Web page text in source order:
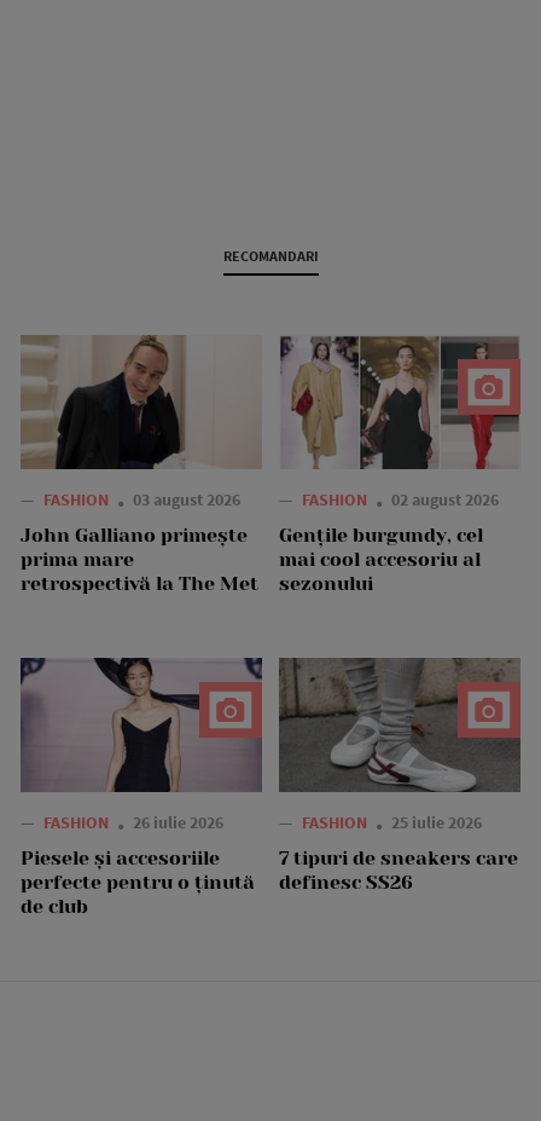
RECOMANDARI
— FASHION 03 august 2026
John Galliano primește
prima mare
retrospectivă la The Met
— FASHION 02 august 2026
Gențile burgundy, cel
mai cool accesoriu al
sezonului
— FASHION 26 iulie 2026
Piesele și accesoriile
perfecte pentru o ținută
de club
— FASHION 25 iulie 2026
7 tipuri de sneakers care
definesc SS26